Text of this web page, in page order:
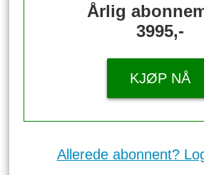
Årlig
3995,-
KJØP NÅ
Allerede abonnent?